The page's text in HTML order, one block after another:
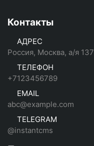
Контакты
АДРЕС
Россия, Москва, а/я 137
ТЕЛЕФОН
+7123456789
EMAIL
abc@example.com
TELEGRAM
@instantcms